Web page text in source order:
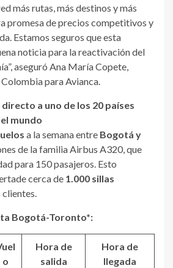
más rutas, más destinos y más
promesa de precios competitivos y
Estamos seguros que esta
noticia para la reactivación del
aseguró Ana María Copete,
para Avianca.
a uno de los 20 países
mundo
a la semana entre Bogotá y
de la familia Airbus A320, que
para 150 pasajeros. Esto
cerca de 1.000 sillas
clientes.
Bogotá-Toronto*:
o
Hora de
salida
Hora de
llegada